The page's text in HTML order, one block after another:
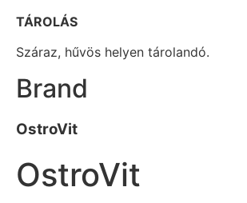
TÁROLÁS
Száraz, hűvös helyen tárolandó.
Brand
OstroVit
OstroVit